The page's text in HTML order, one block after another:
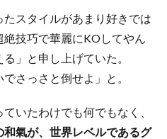
スタイルがあまり好きでは
技巧で華麗にKOしてやん
」と申し上げていた。
さっさと倒せよ」と。
いたわけでも何でもなく、
和氣が、世界レベルであるグ